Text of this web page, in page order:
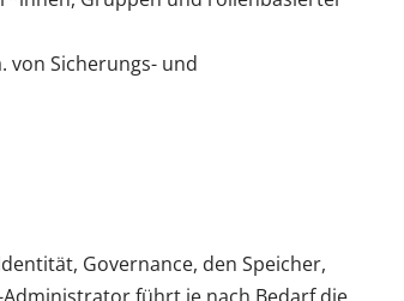
von Sicherungs- und
Governance, den Speicher,